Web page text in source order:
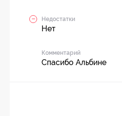
Недостатки
Нет
Комментарий
Спасибо Альбине